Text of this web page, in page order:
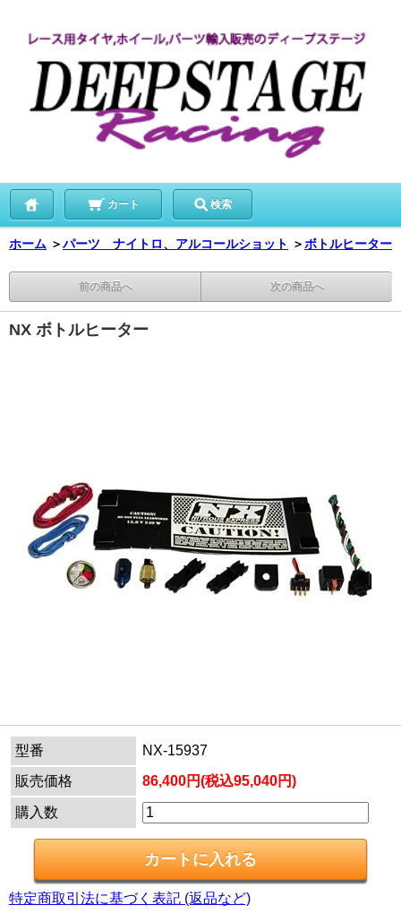
カート 検索
ホーム ＞パーツ ナイトロ、アルコールショット ＞ボトルヒーター
前の商品へ 次の商品へ
NX ボトルヒーター
型番
NX-15937
販売価格
86,400円(税込95,040円)
購入数
特定商取引法に基づく表記 (返品など)